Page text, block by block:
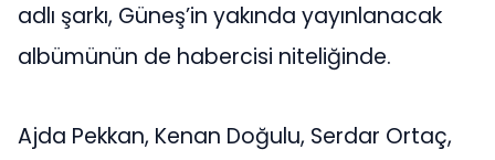
adlı şarkı, Güneş’in yakında yayınlanacak
albümünün de habercisi niteliğinde.
Ajda Pekkan, Kenan Doğulu, Serdar Ortaç,